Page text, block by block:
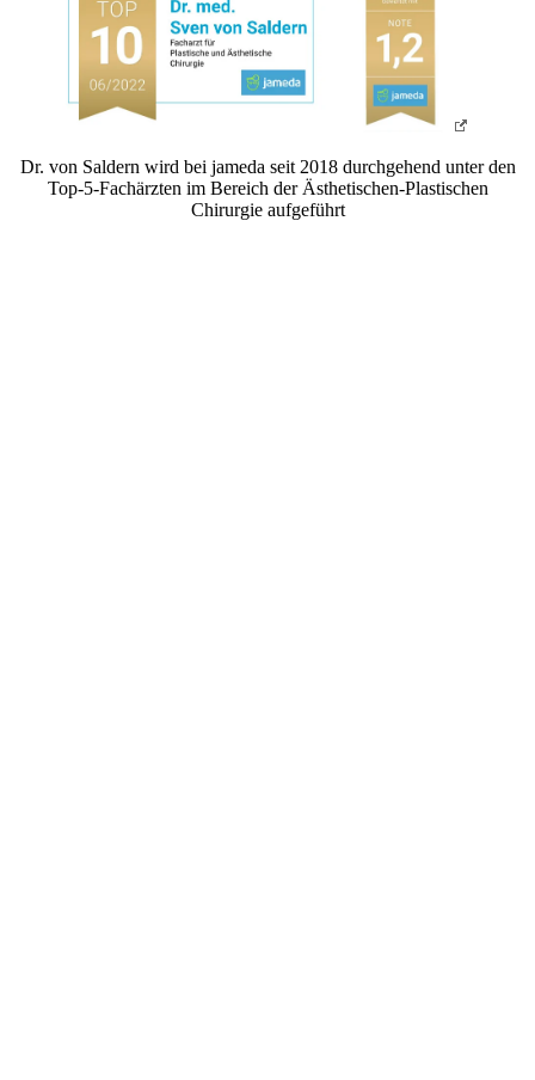
Dr. von Saldern wird bei jameda seit 2018 durchgehend unter den
Top-5-Fachärzten im Bereich der Ästhetischen-Plastischen
Chirurgie aufgeführt